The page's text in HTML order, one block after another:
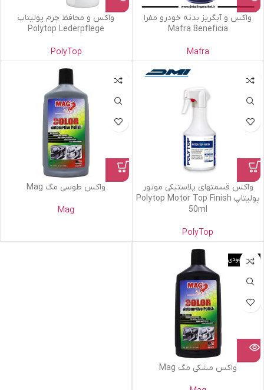
واکس و آبگریز بدنه خودرو مفرا
Mafra Beneficia
Mafra
واکس و محافظ چرم پولیتاپ
Polytop Lederpflege
PolyTop
واکس قسمتهای پلاستیکی موتور
پولیتاپ Polytop Motor Top Finish
50ml
PolyTop
واکس طوسی مگ Mag
Mag
اتمام موجودی
واکس مشکی مگ Mag